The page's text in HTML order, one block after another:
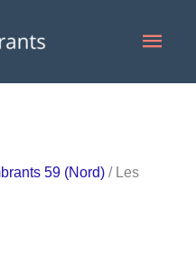
59 (Nord) / Les